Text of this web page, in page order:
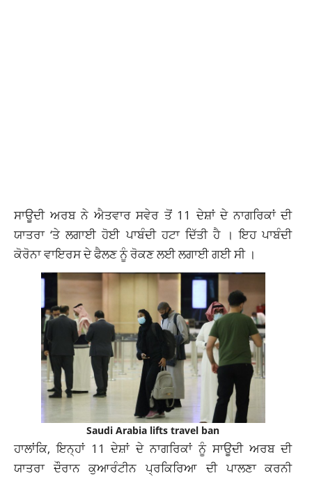
ਸਾਊਦੀ ਅਰਬ ਨੇ ਐਤਵਾਰ ਸਵੇਰ ਤੋਂ 11 ਦੇਸ਼ਾਂ ਦੇ ਨਾਗਰਿਕਾਂ ਦੀ
ਯਾਤਰਾ ‘ਤੇ ਲਗਾਈ ਹੋਈ ਪਾਬੰਦੀ ਹਟਾ ਦਿੱਤੀ ਹੈ । ਇਹ ਪਾਬੰਦੀ
ਕੋਰੋਨਾ ਵਾਇਰਸ ਦੇ ਫੈਲਣ ਨੂੰ ਰੋਕਣ ਲਈ ਲਗਾਈ ਗਈ ਸੀ ।
Saudi Arabia lifts travel ban
ਹਾਲਾਂਕਿ, ਇਨ੍ਹਾਂ 11 ਦੇਸ਼ਾਂ ਦੇ ਨਾਗਰਿਕਾਂ ਨੂੰ ਸਾਊਦੀ ਅਰਬ ਦੀ
ਯਾਤਰਾ ਦੌਰਾਨ ਕੁਆਰੰਟੀਨ ਪ੍ਰਕਿਰਿਆ ਦੀ ਪਾਲਣਾ ਕਰਨੀ